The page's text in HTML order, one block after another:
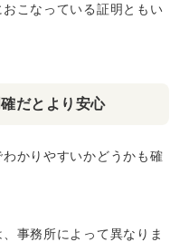
こなっている証明ともい
だとより安心
かりやすいかどうかも確
事務所によって異なりま